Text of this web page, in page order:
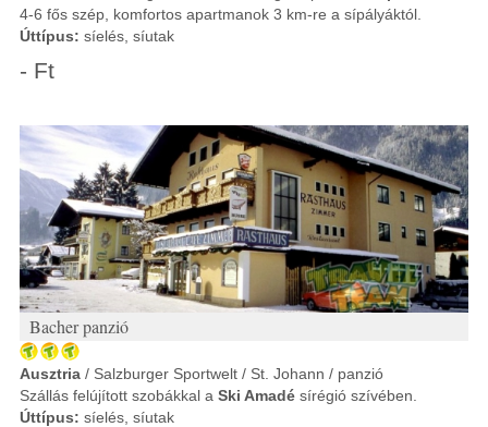
4-6 fős szép, komfortos apartmanok 3 km-re a sípályáktól.
Úttípus: síelés, síutak
- Ft
Bacher panzió
Ausztria / Salzburger Sportwelt / St. Johann / panzió
Szállás felújított szobákkal a Ski Amadé sírégió szívében.
Úttípus: síelés, síutak